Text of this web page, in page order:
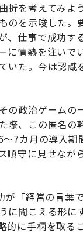
折を考えてみよ
のを示唆した。
、仕事で成功
に情熱を注い
いた。今は認
の政治ゲーム
際、この匿名
7カ月の導入
順守に見せな
が「経営の言
に聞こえる形
的に手柄を取る